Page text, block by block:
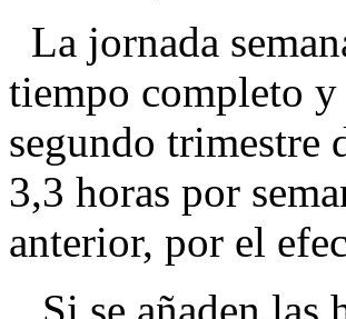
La jornada
tiempo completo y
segundo trimestre
3,3 horas por
anterior, por el